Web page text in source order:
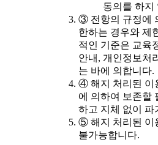
동의를 하지
③ 전항의 규정에
한하는 경우와 제
적인 기준은 교육
안내, 개인정보처
는 바에 의합니다.
④ 해지 처리된 이
에 의하여 보존할
하고 지체 없이 파
⑤ 해지 처리된 이
불가능합니다.